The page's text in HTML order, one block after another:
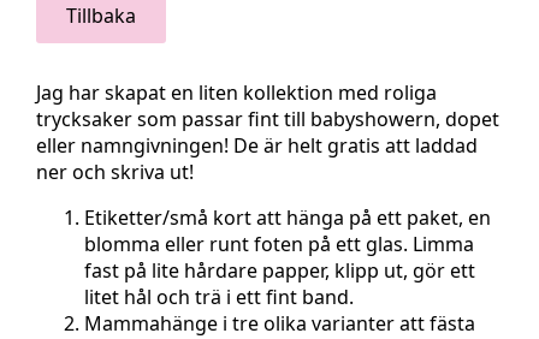
Tillbaka
Jag har skapat en liten kollektion med roliga
trycksaker som passar fint till babyshowern, dopet
eller namngivningen! De är helt gratis att laddad
ner och skriva ut!
Etiketter/små kort att hänga på ett paket, en
blomma eller runt foten på ett glas. Limma
fast på lite hårdare papper, klipp ut, gör ett
litet hål och trä i ett fint band.
Mammahänge i tre olika varianter att fästa